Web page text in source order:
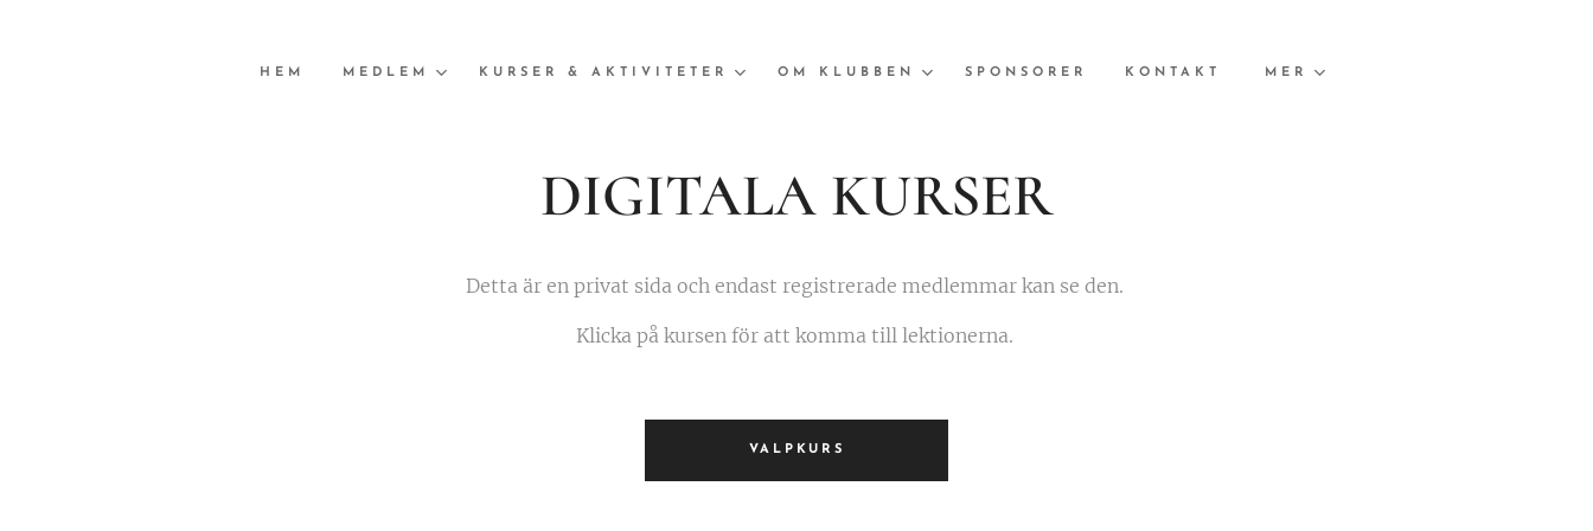
HEM MEDLEM KURSER & AKTIVITETER OM KLUBBEN SPONSORER KONTAKT MER
DIGITALA KURSER
Detta är en privat sida och endast registrerade medlemmar kan se den.
Klicka på kursen för att komma till lektionerna.
VALPKURS